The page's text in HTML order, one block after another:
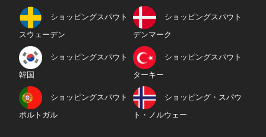
ショッピングスパウト
スウェーデン
ショッピングスパウト
デンマーク
ショッピングスパウト
韓国
ショッピングスパウト
ターキー
ショッピングスパウト
ポルトガル
ショッピング・スパウ
ト・ノルウェー